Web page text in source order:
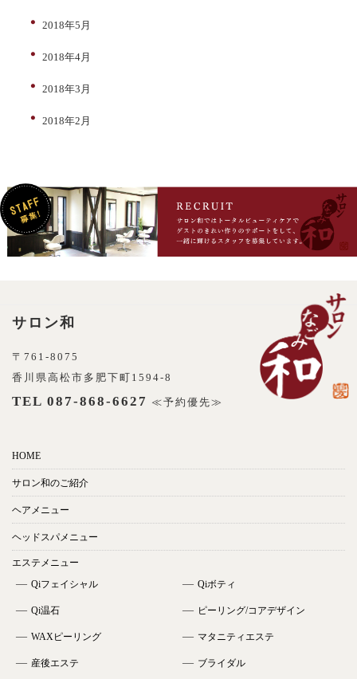
2018年5月
2018年4月
2018年3月
2018年2月
サロン和
〒761-8075
香川県高松市多肥下町1594-8
TEL 087-868-6627 ≪予約優先≫
HOME
サロン和のご紹介
ヘアメニュー
ヘッドスパメニュー
エステメニュー
Qiフェイシャル
Qiボティ
Qi温石 ピーリング/コアデザイン
WAXピーリング マタニティエステ
産後エステ ブライダル